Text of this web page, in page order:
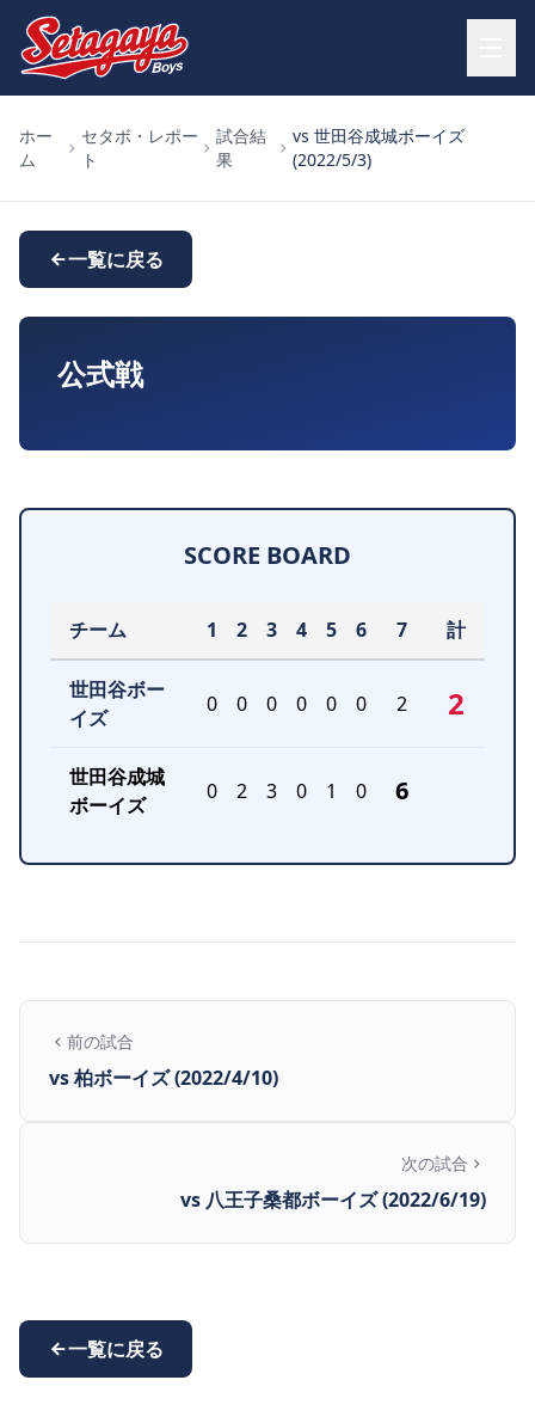
ホー
ム
セタボ・レポー
ト
試合結
果
vs 世田谷成城ボーイズ
(2022/5/3)
一覧に戻る
公式戦
SCORE BOARD
チーム 1 2 3 4 5 6 7 計
世田谷ボー
イズ
0 0 0 0 0 0 2 2
世田谷成城
ボーイズ
0 2 3 0 1 0 6
前の試合
vs 柏ボーイズ (2022/4/10)
次の試合
vs 八王子桑都ボーイズ (2022/6/19)
一覧に戻る